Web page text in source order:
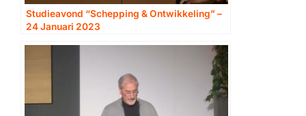
Studieavond “Schepping & Ontwikkeling” –
24 Januari 2023